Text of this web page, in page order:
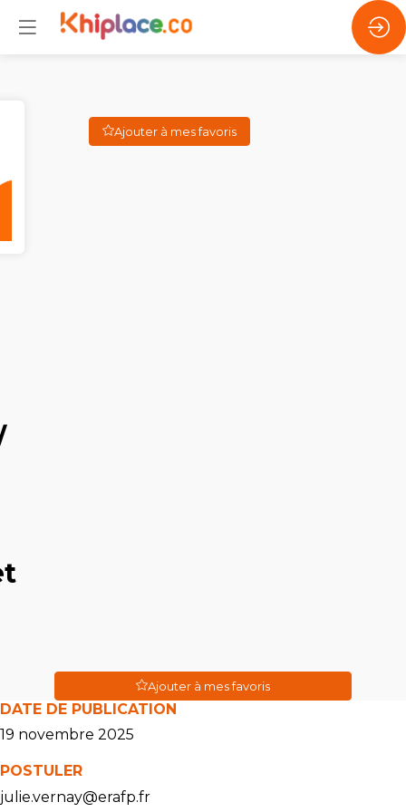
Ajouter à mes favoris
Ajouter à mes favoris
DATE DE PUBLICATION
19 novembre 2025
POSTULER
julie.vernay@erafp.fr